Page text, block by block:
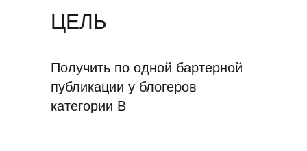
ЦЕЛЬ
Получить по одной бартерной
публикации у блогеров
категории В